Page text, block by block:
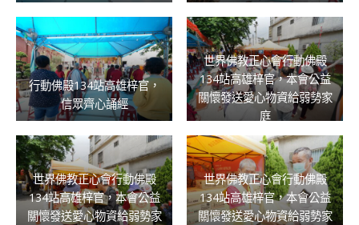
行動佛殿134站高雄梓官，
信眾齊心誦經
世界佛教正心會行動佛殿
134站高雄梓官，本會公益
關懷發送愛心物資給弱勢家
庭
世界佛教正心會行動佛殿
134站高雄梓官，本會公益
關懷發送愛心物資給弱勢家
世界佛教正心會行動佛殿
134站高雄梓官，本會公益
關懷發送愛心物資給弱勢家